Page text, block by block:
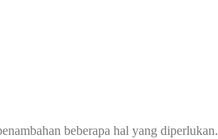
beberapa hal yang diperlukan.